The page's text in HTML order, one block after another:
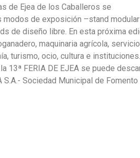
de Ejea de los Caballeros se
de exposición –stand
de diseño libre. En esta próxima
maquinaria agrícola,
turismo, ocio, cultura e instituciones.
13ª FERIA DE EJEA se puede
S.A.- Sociedad Municipal de Fomento